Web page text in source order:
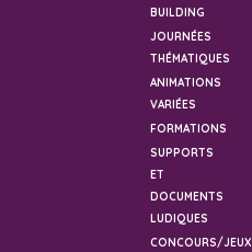
BUILDING
JOURNÉES
THÉMATIQUES
ANIMATIONS
VARIÉES
FORMATIONS
SUPPORTS
ET
DOCUMENTS
LUDIQUES
CONCOURS/JEUX